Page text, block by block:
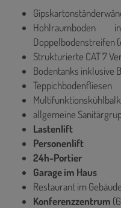
Doppelbodenstreifen
Strukturierte CAT 7
Bodentanks inklusive
Teppichbodenfliesen
allgemeine
Lastenlift
Personenlift
24h-Portier
Garage im Haus
Restaurant im Gebäude
Konferenzzentrum